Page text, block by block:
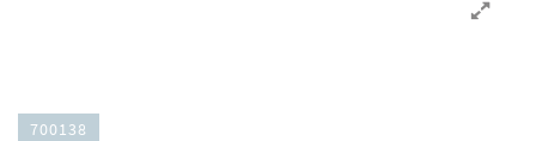
700138